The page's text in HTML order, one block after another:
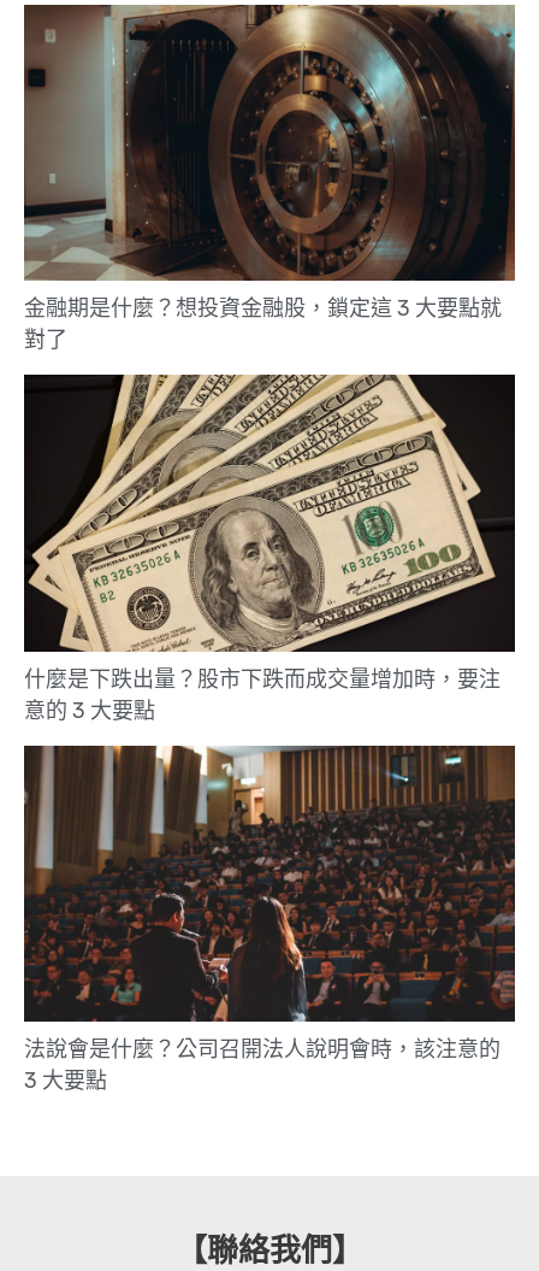
金融期是什麼？想投資金融股，鎖定這 3 大要點就
對了
什麼是下跌出量？股市下跌而成交量增加時，要注
意的 3 大要點
法說會是什麼？公司召開法人說明會時，該注意的
3 大要點
【聯絡我們】